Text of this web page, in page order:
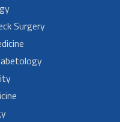
Surgery